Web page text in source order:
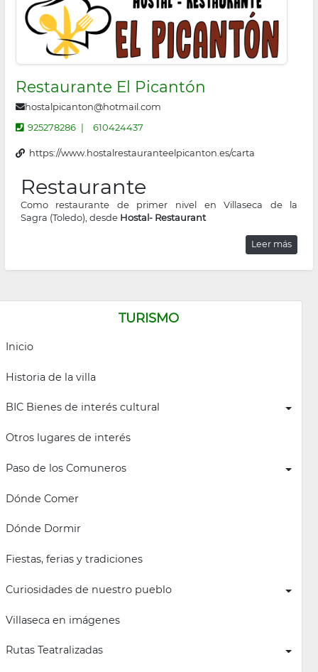
TURISMO
Inicio
Historia de la villa
BIC Bienes de interés cultural
Otros lugares de interés
Paso de los Comuneros
Dónde Comer
Dónde Dormir
Fiestas, ferias y tradiciones
Curiosidades de nuestro pueblo
Villaseca en imágenes
Rutas Teatralizadas
Restaurante El Picantón
hostalpicanton@hotmail.com
925278286
610424437
https://www.hostalrestauranteelpicanton.es/carta
Restaurante
Como restaurante de primer nivel en Villaseca de la
Sagra (Toledo), desde Hostal- Restaurant
Leer más